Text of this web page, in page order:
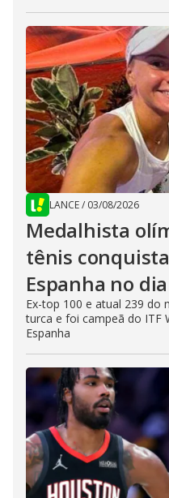
LANCE/ 03/08/2026
Medalhista
tênis
Espanha no
Ex-top 100 e atual 239 do
turca e foi campeã do ITF
Espanha